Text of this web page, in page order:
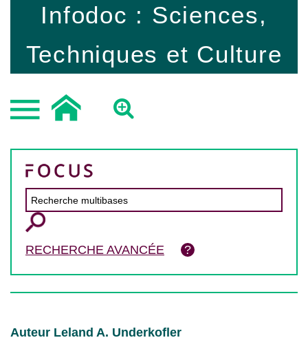
Infodoc : Sciences,
Techniques et Culture
RECHERCHE AVANCÉE
Auteur Leland A. Underkofler